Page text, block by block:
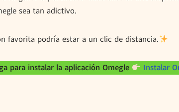
sea tan adictivo.
favorita podría estar a un clic de distancia.
para instalar la aplicación Omegle Instalar